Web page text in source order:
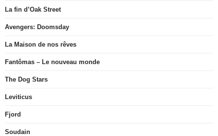
La fin d’Oak Street
Avengers: Doomsday
La Maison de nos rêves
Fantômas – Le nouveau monde
The Dog Stars
Leviticus
Fjord
Soudain